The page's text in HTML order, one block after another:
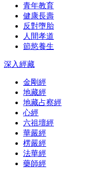
青年教育
健康長壽
反對墮胎
人間孝道
節慾養生
深入經藏
金剛經
地藏經
地藏占察經
心經
六祖壇經
華嚴經
楞嚴經
法華經
藥師經